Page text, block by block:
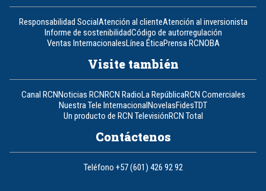
Responsabilidad SocialAtención al clienteAtención al inversionista
Informe de sostenibilidadCódigo de autorregulación
Ventas InternacionalesLínea ÉticaPrensa RCNOBA
Visite también
Canal RCNNoticias RCNRCN RadioLa RepúblicaRCN Comerciales
Nuestra Tele InternacionalNovelasFidesTDT
Un producto de RCN TelevisiónRCN Total
Contáctenos
Teléfono +57 (601) 426 92 92